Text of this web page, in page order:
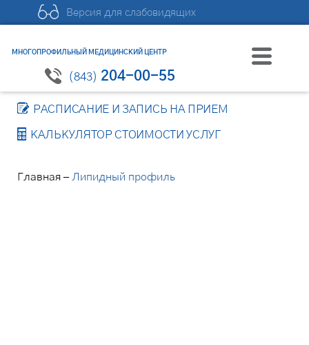
Версия для слабовидящих
МНОГОПРОФИЛЬНЫЙ МЕДИЦИНСКИЙ ЦЕНТР
(843) 204-00-55
РАСПИСАНИЕ И ЗАПИСЬ НА ПРИЕМ
КАЛЬКУЛЯТОР СТОИМОСТИ УСЛУГ
Главная –Липидный профиль